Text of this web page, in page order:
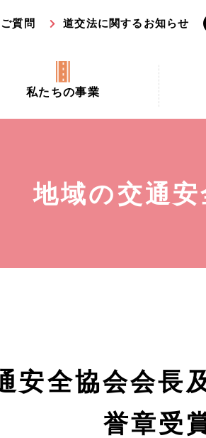
質問 道交法に関するお知らせ
私たちの事業
通安全活動推進センター事業
協力金の活用事業
手続
講習
地域の交通安
安全協会会長
誉章受